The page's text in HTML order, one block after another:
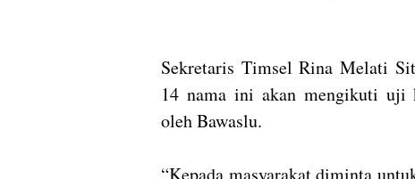
Sekretaris Timsel Rina Melati
14 nama ini akan mengikuti uji
oleh Bawaslu.
“Kepada masyarakat diminta